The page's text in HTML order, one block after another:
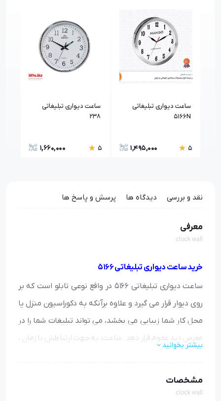
ساعت دیواری تبلیغاتی
5166N
5
1,495,000
ساعت دیواری تبلیغاتی
238
5
1,660,000
نقد و بررسی دیدگاه ها پرسش و پاسخ ها
معرفی
clock wall
خرید ساعت دیواری تبلیغاتی 5166
ساعت دیواری تبلیغاتی 5166 در واقع نوعی تابلو است که بر
روی دیوار قرار می گیرد و علاوه برآنکه به دکوراسیون منزل یا
محل کار شما زیبایی می بخشد، می تواند تبلیغات شما را در
معرض دید عموم قرار دهد. ساعت، به جهت ارتباطش با زمان ،
و طرح های مختلفی ساخته شده است.
بیشتر بخوانید
مشخصات
clock wall